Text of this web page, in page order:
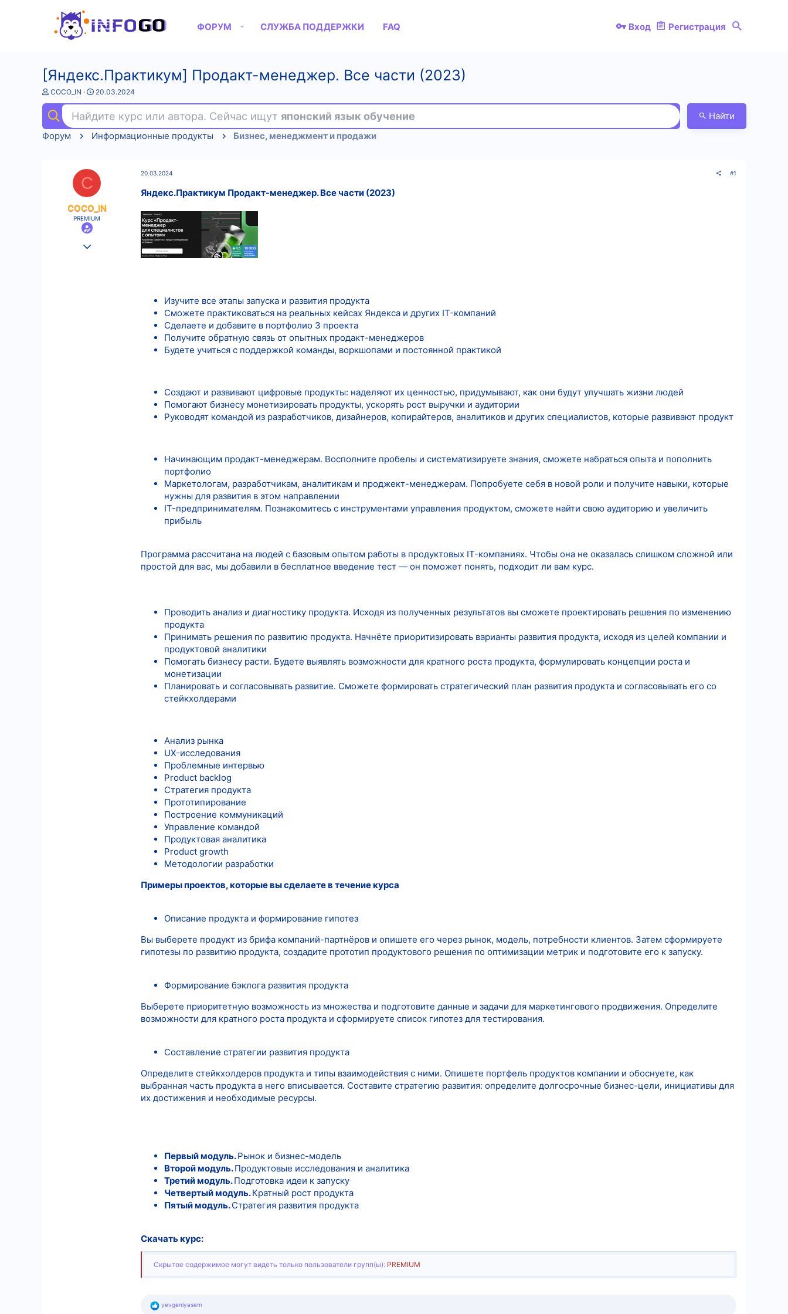
ФОРУМ СЛУЖБА ПОДДЕРЖКИ FAQ Вход Регистрация
[Яндекс.Практикум] Продакт-менеджер. Все части (2023)
А
т
о
р
т
COCO_IN
Д
а
н
а
а
20.03.2024
Найдите курс или автора. Сейчас ищут японский язык обучение
Найти
Форум
Информационные продукты Бизнес, менеджмент и продажи
C
COCO_IN
PREMIUM
20.03.2024 #1
Яндекс.Практикум Продакт-менеджер. Все части (2023)
Изучите все этапы запуска и развития продукта
Сможете практиковаться на реальных кейсах Яндекса и других IT-компаний
Сделаете и добавите в портфолио 3 проекта
Получите обратную связь от опытных продакт-менеджеров
Будете учиться с поддержкой команды, воркшопами и постоянной практикой
Создают и развивают цифровые продукты: наделяют их ценностью, придумывают, как они будут улучшать жизни людей
Помогают бизнесу монетизировать продукты, ускорять рост выручки и аудитории
Руководят командой из разработчиков, дизайнеров, копирайтеров, аналитиков и других специалистов, которые развивают продукт
Начинающим продакт-менеджерам. Восполните пробелы и систематизируете знания, сможете набраться опыта и пополнить
портфолио
Маркетологам, разработчикам, аналитикам и проджект-менеджерам. Попробуете себя в новой роли и получите навыки, которые
нужны для развития в этом направлении
IT-предпринимателям. Познакомитесь с инструментами управления продуктом, сможете найти свою аудиторию и увеличить
прибыль
Программа рассчитана на людей с базовым опытом работы в продуктовых IT-компаниях. Чтобы она не оказалась слишком сложной или
простой для вас, мы добавили в бесплатное введение тест — он поможет понять, подходит ли вам курс.
Проводить анализ и диагностику продукта. Исходя из полученных результатов вы сможете проектировать решения по изменению
продукта
Принимать решения по развитию продукта. Начнёте приоритизировать варианты развития продукта, исходя из целей компании и
продуктовой аналитики
Помогать бизнесу расти. Будете выявлять возможности для кратного роста продукта, формулировать концепции роста и
монетизации
Планировать и согласовывать развитие. Сможете формировать стратегический план развития продукта и согласовывать его со
стейкхолдерами
Анализ рынка
UX-исследования
Проблемные интервью
Product backlog
Стратегия продукта
Прототипирование
Построение коммуникаций
Управление командой
Продуктовая аналитика
Product growth
Методологии разработки
Примеры проектов, которые вы сделаете в течение курса
Описание продукта и формирование гипотез
Вы выберете продукт из брифа компаний-партнёров и опишете его через рынок, модель, потребности клиентов. Затем сформируете
гипотезы по развитию продукта, создадите прототип продуктового решения по оптимизации метрик и подготовите его к запуску.
Формирование бэклога развития продукта
Выберете приоритетную возможность из множества и подготовите данные и задачи для маркетингового продвижения. Определите
возможности для кратного роста продукта и сформируете список гипотез для тестирования.
Составление стратегии развития продукта
Определите стейкхолдеров продукта и типы взаимодействия с ними. Опишете портфель продуктов компании и обоснуете, как
выбранная часть продукта в него вписывается. Составите стратегию развития: определите долгосрочные бизнес-цели, инициативы для
их достижения и необходимые ресурсы.
Первый модуль.Рынок и бизнес-модель
Второй модуль.Продуктовые исследования и аналитика
Третий модуль.Подготовка идеи к запуску
Четвертый модуль.Кратный рост продукта
Пятый модуль.Стратегия развития продукта
Скачать курс:
Скрытое содержимое могут видеть только пользователи групп(ы): PREMIUM
Р
yevgeniyasem